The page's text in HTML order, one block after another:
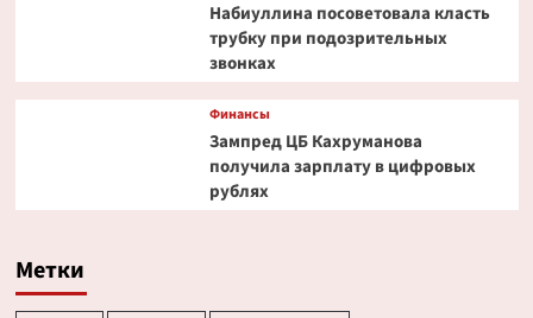
Набиуллина посоветовала класть
трубку при подозрительных
звонках
Финансы
Зампред ЦБ Кахруманова
получила зарплату в цифровых
рублях
Метки